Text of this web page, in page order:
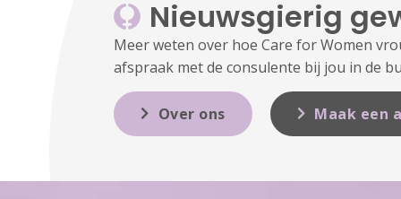
Nieuwsgierig
Meer weten over hoe Care for Women
afspraak met de consulente bij jou in de
Over ons Maak een